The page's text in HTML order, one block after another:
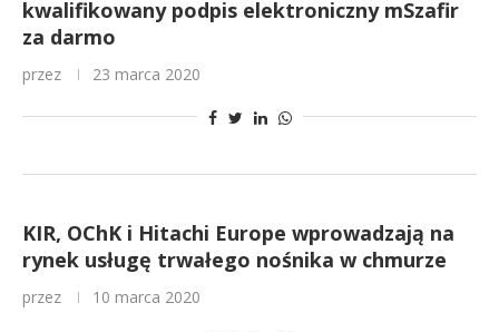
kwalifikowany podpis elektroniczny mSzafir
za darmo
przez 23 marca 2020
KIR, OChK i Hitachi Europe wprowadzają na
rynek usługę trwałego nośnika w chmurze
przez 10 marca 2020